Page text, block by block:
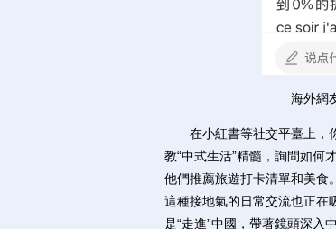
海外網
在小紅書等社交平臺上，你
教“中式生活”精髓，詢問如何
他們推薦旅遊打卡清單和美食
這種接地氣的日常交流也正在
是“走進”中國，帶著鏡頭深入